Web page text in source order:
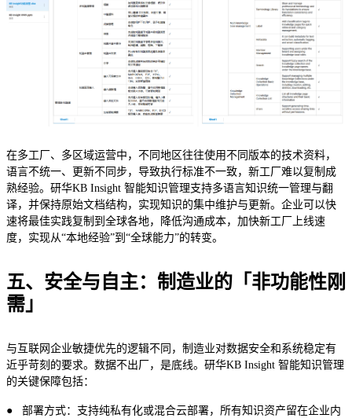
在多工厂、多区域运营中，不同地区往往使用不同版本的技术资料，
语言不统一、更新不同步，导致执行标准不一致，新工厂难以复制成
熟经验。研华KB Insight 智能知识管理支持多语言知识统一管理与翻
译，并保持原始文档结构，实现知识的集中维护与更新。企业可以快
速将最佳实践复制到全球各地，降低沟通成本，加快新工厂上线速
度，实现从“本地经验”到“全球能力”的转变。
五、安全与自主：制造业的「非功能性刚
需」
与互联网企业敏捷优先的逻辑不同，制造业对数据安全和系统稳定有
近乎苛刻的要求。数据不出厂，是底线。研华KB Insight 智能知识管理
的关键保障包括：
● 部署方式：支持纯私有化或混合云部署，所有知识资产留在企业内